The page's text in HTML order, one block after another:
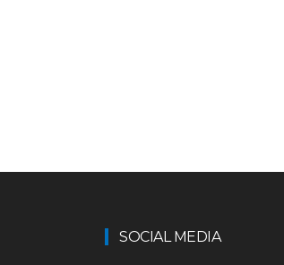
SOCIAL MEDIA